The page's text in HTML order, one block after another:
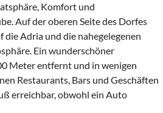
Komfort und
Auf der oberen Seite des Dorfes
Adria und die nahegelegenen
Ein wunderschöner
Meter entfernt und in wenigen
Restaurants, Bars und Geschäften
erreichbar, obwohl ein Auto